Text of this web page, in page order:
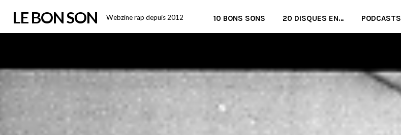
LE BON SON Webzine rap depuis 2012 10 BONS SONS 20 DISQUES EN… PODCASTS